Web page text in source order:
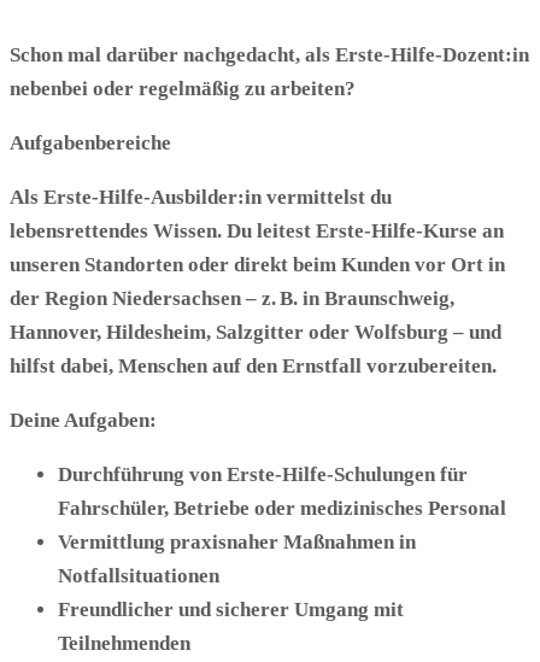
Schon mal darüber nachgedacht, als Erste-Hilfe-Dozent:in
nebenbei oder regelmäßig zu arbeiten?
Aufgabenbereiche
Als Erste-Hilfe-Ausbilder:in vermittelst du
lebensrettendes Wissen. Du leitest Erste-Hilfe-Kurse an
unseren Standorten oder direkt beim Kunden vor Ort in
der Region Niedersachsen – z. B. in Braunschweig,
Hannover, Hildesheim, Salzgitter oder Wolfsburg – und
hilfst dabei, Menschen auf den Ernstfall vorzubereiten.
Deine Aufgaben:
Durchführung von Erste-Hilfe-Schulungen für
Fahrschüler, Betriebe oder medizinisches Personal
Vermittlung praxisnaher Maßnahmen in
Notfallsituationen
Freundlicher und sicherer Umgang mit
Teilnehmenden